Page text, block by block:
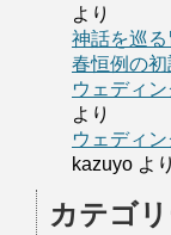
より
神話を巡
春恒例の
ウェディ
より
ウェディ
kazuyo より
カテゴ